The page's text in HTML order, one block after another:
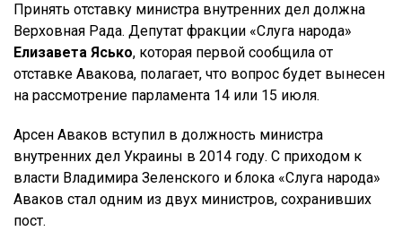
Принять отставку министра внутренних дел должна
Верховная Рада. Депутат фракции «Слуга народа»
Елизавета Ясько, которая первой сообщила от
отставке Авакова, полагает, что вопрос будет вынесен
на рассмотрение парламента 14 или 15 июля.
Арсен Аваков вступил в должность министра
внутренних дел Украины в 2014 году. С приходом к
власти Владимира Зеленского и блока «Слуга народа»
Аваков стал одним из двух министров, сохранивших
пост.